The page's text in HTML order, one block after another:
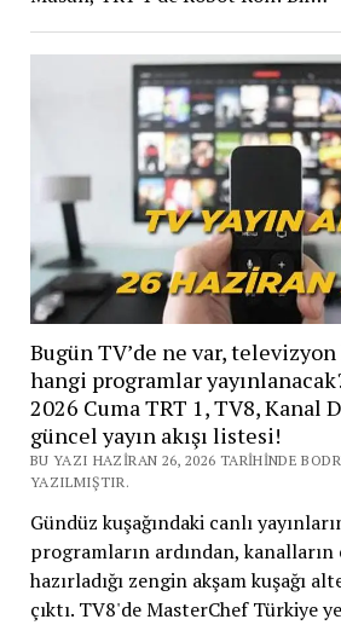
Bugün TV’de ne var,
hangi programlar
2026 Cuma TRT 1, TV8, Kanal
güncel yayın akışı listesi!
BU YAZI HAZIRAN 26, 2026 TARIHINDE
YAZILMIŞTIR.
Gündüz kuşağındaki canlı
programların ardından, kanalların
hazırladığı zengin akşam kuşağı
çıktı. TV8'de MasterChef Türkiye